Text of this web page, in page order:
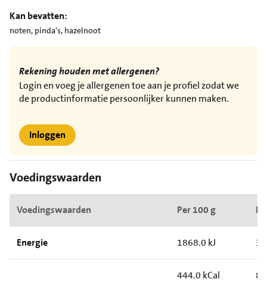
Kan bevatten:
noten, pinda's, hazelnoot
Rekening houden met allergenen?
Login en voeg je allergenen toe aan je profiel zodat we
de productinformatie persoonlijker kunnen maken.
Inloggen
Voedingswaarden
Voedingswaarden Per 100 g
Energie 1868.0 kJ
444.0 kCal